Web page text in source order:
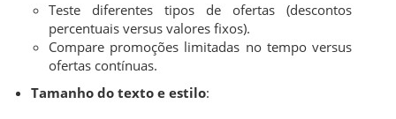
Teste diferentes tipos de ofertas (descontos
percentuais versus valores fixos).
Compare promoções limitadas no tempo versus
ofertas contínuas.
Tamanho do texto e estilo: